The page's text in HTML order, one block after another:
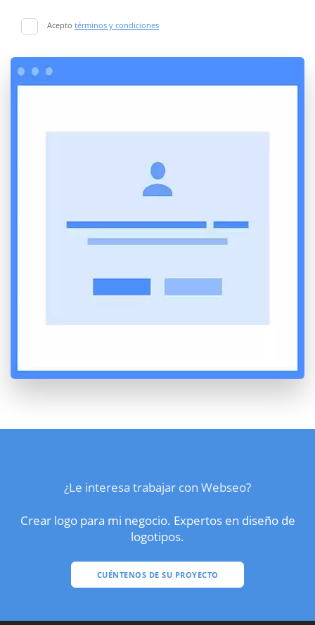
Acepto términos y condiciones
¿Le interesa trabajar con Webseo?
Crear logo para mi negocio. Expertos en diseño de
logotipos.
CUÉNTENOS DE SU PROYECTO